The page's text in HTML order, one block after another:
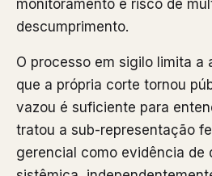
monitoramento e risco de
descumprimento.
O processo em sigilo limita a
que a própria corte tornou
vazou é suficiente para
tratou a sub-representação
gerencial como evidência de